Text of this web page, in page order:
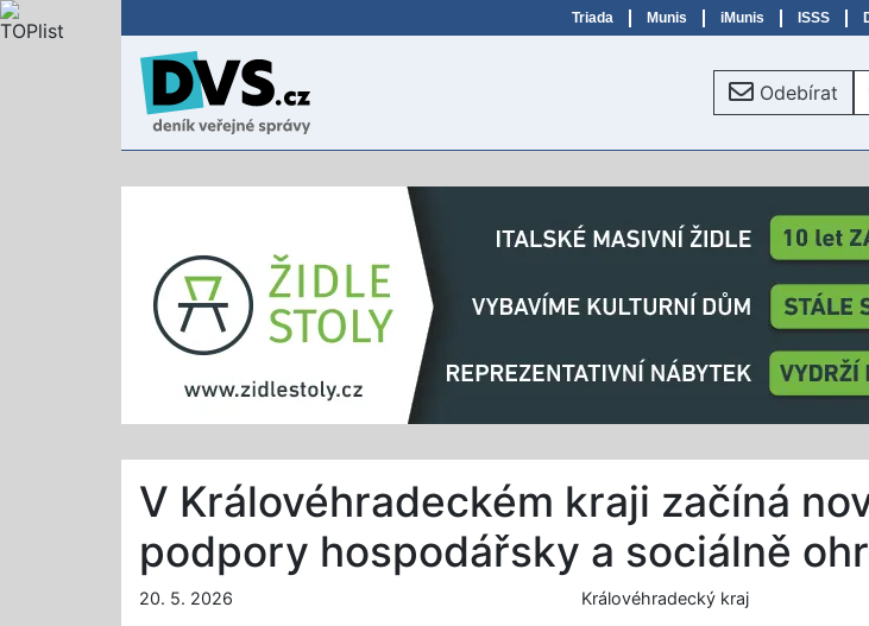
Triada Munis iMunis ISSS
Odebírat
V Královéhradeckém kraji začíná
podpory hospodářsky a sociálně
20. 5. 2026 Královéhradecký kraj